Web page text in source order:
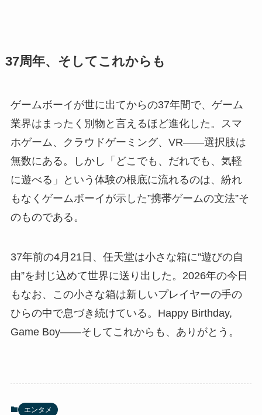
37周年、そしてこれからも
ゲームボーイが世に出てからの37年間で、ゲーム
業界はまったく別物と言えるほど進化した。スマ
ホゲーム、クラウドゲーミング、VR——選択肢は
無数にある。しかし「どこでも、だれでも、気軽
に遊べる」という体験の根底に流れるのは、紛れ
もなくゲームボーイが示した”携帯ゲームの文法”そ
のものである。
37年前の4月21日、任天堂は小さな箱に”遊びの自
由”を封じ込めて世界に送り出した。2026年の今日
もなお、この小さな箱は新しいプレイヤーの手の
ひらの中で息づき続けている。Happy Birthday,
Game Boy——そしてこれからも、ありがとう。
エンタメ